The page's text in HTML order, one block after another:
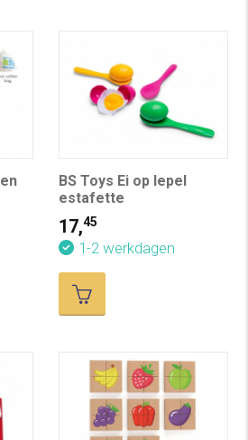
BS Toys Ei op lepel
estafette
17,45
1-2 werkdagen